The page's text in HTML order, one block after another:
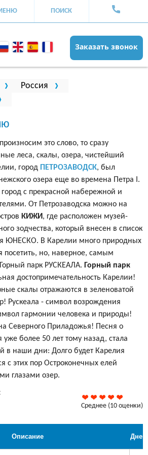
ПОИСК
Заказать звонок
Россия
это слово, то сразу
леса, скалы, озера, чистейший
город ПЕТРОЗАВОДСК, был
озера еще во времена Петра I.
с прекрасной набережной и
От Петрозаводска можно на
КИЖИ, где расположен музей-
зодчества, который внесен в список
ЮНЕСКО. В Карелии много природных
посетить, но, наверное, самым
парк РУСКЕАЛА. Горный парк
достопримечательность Карелии!
скалы отражаются в зеленоватой
Рускеала - символ возрождения
гармонии человека и природы!
Северного Приладожья! Песня о
более 50 лет тому назад, стала
в наши дни: Долго будет Каpелия
с этих поp Остpоконечных елей
глазами озеp.
Среднее (10 оценки)
Описание Дней